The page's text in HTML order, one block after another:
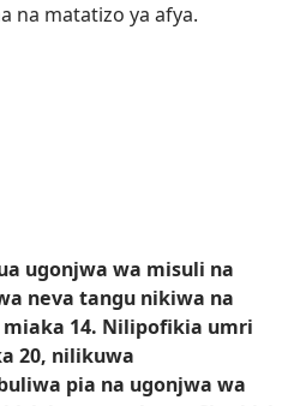
na matatizo ya afya.
ugonjwa wa misuli na
neva tangu nikiwa na
14. Nilipofikia umri
20, nilikuwa
pia na ugonjwa wa